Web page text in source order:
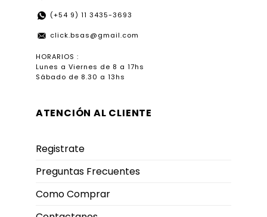
(+54 9) 11 3435-3693
click.bsas@gmail.com
HORARIOS :
Lunes a Viernes de 8 a 17hs
Sábado de 8.30 a 13hs
ATENCIÓN AL CLIENTE
Registrate
Preguntas Frecuentes
Como Comprar